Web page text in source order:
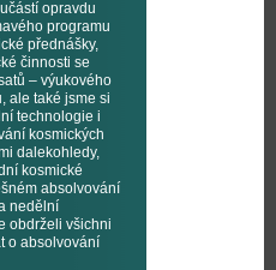
opravdu
programu
přednášky,
činnosti se
– výukového
ale také jsme si
technologie i
kosmických
dalekohledy,
kosmické
absolvování
nedělní
obdrželi všichni
o absolvování